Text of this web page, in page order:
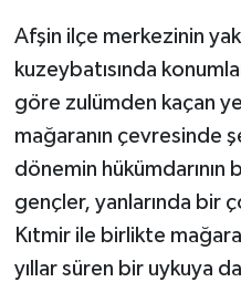
Afşin ilçe merkezinin
kuzeybatısında
göre zulümden kaçan
mağaranın çevresinde
dönemin hükümdarının
gençler, yanlarında bir
Kıtmir ile birlikte
yıllar süren bir uykuya